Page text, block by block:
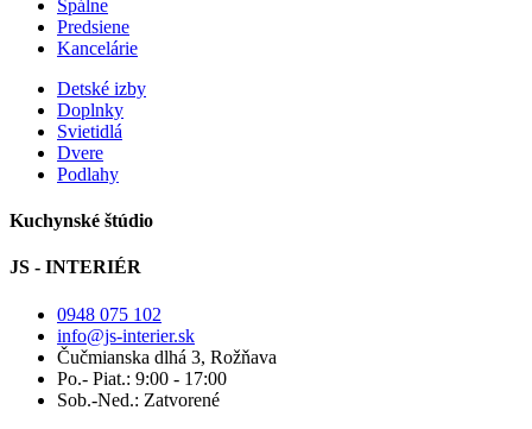
Spálne
Predsiene
Kancelárie
Detské izby
Doplnky
Svietidlá
Dvere
Podlahy
Kuchynské štúdio
JS - INTERIÉR
0948 075 102
info@js-interier.sk
Čučmianska dlhá 3, Rožňava
Po.- Piat.: 9:00 - 17:00
Sob.-Ned.: Zatvorené